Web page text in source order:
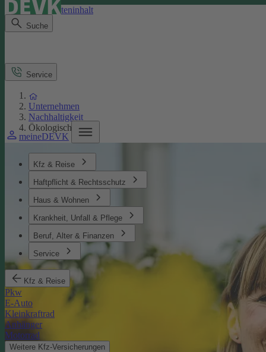
Direkt zum Seiteninhalt
Suche
meineDEVK
Kfz & Reise
Haftpflicht & Rechtsschutz
Haus & Wohnen
Krankheit, Unfall & Pflege
Beruf, Alter & Finanzen
Service
Kfz & Reise
Pkw
E-Auto
Kleinkraftrad
Anhänger
Motorrad
Weitere Kfz-Versicherungen
Service
Unternehmen
Nachhaltigkeit
Ökologisches